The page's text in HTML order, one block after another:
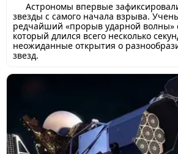
Астрономы впервые
звезды с самого начала взрыва.
редчайший «прорыв ударной волны»
который длился всего несколько
неожиданные открытия о
звезд.